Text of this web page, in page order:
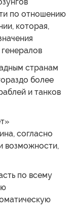
по отношению
которая,
странам
более
и танков
согласно
возможности,
по всему